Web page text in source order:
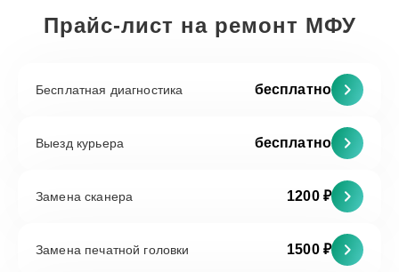
Прайс-лист на ремонт МФУ
Бесплатная диагностика бесплатно
Выезд курьера бесплатно
Замена сканера 1200 ₽
Замена печатной головки 1500 ₽